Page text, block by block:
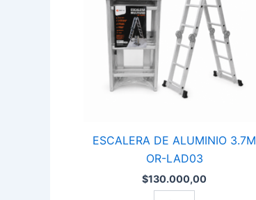
ESCALERA DE ALUMINIO 3.7M
OR-LAD03
$130.000,00
LAD03
cantidad